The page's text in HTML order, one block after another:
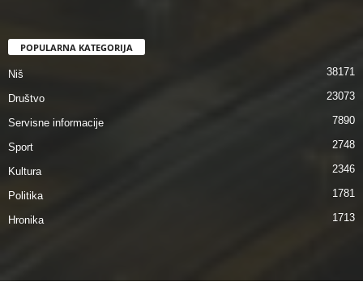
POPULARNA KATEGORIJA
Niš 38171
Društvo 23073
Servisne informacije 7890
Sport 2748
Kultura 2346
Politika 1781
Hronika 1713